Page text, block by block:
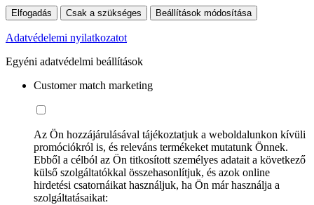
Elfogadás Csak a szükséges Beállítások módosítása
Adatvédelemi nyilatkozatot
Egyéni adatvédelmi beállítások
Customer match marketing
Az Ön hozzájárulásával tájékoztatjuk a weboldalunkon kívüli
promóciókról is, és releváns termékeket mutatunk Önnek.
Ebből a célból az Ön titkosított személyes adatait a következő
külső szolgáltatókkal összehasonlítjuk, és azok online
hirdetési csatornáikat használjuk, ha Ön már használja a
szolgáltatásaikat: